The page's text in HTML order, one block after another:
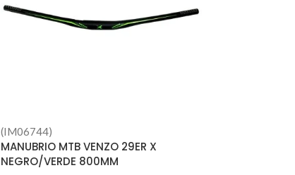
(IM06744)
MANUBRIO MTB VENZO 29ER X
NEGRO/VERDE 800MM